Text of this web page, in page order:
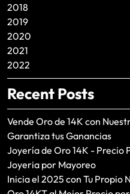
2018
2019
2020
2021
2022
Recent Posts
Vende Oro de 14K con
Garantiza tus Ganancias
Joyería de Oro 14K - Precio
Joyeria por Mayoreo
Inicia el 2025 con Tu Propio